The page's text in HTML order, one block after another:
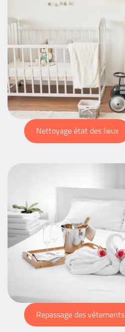
Nettoyage état des lieux
Repassage des vêtements